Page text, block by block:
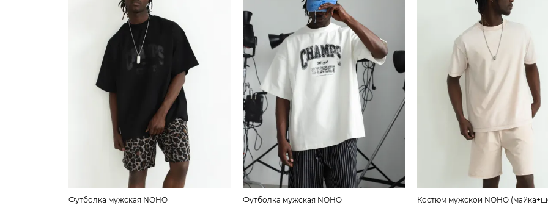
Футболка мужская NOHO Футболка мужская NOHO Костюм мужской NOHO